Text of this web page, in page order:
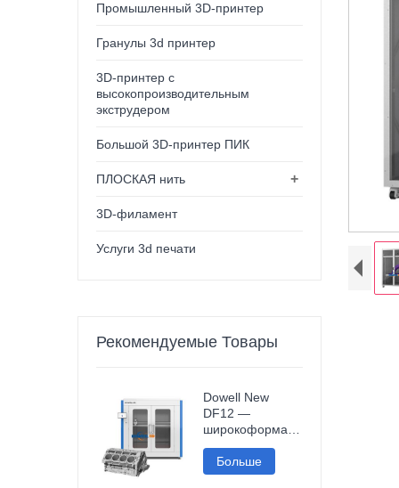
Промышленный 3D-принтер
Гранулы 3d принтер
3D-принтер с
высокопроизводительным
экструдером
Большой 3D-принтер ПИК
+
ПЛОСКАЯ нить
3D-филамент
Услуги 3d печати
Рекомендуемые Товары
Dowell New
DF12 —
широкоформатный
3D-принтер
высокой
точности для
Больше